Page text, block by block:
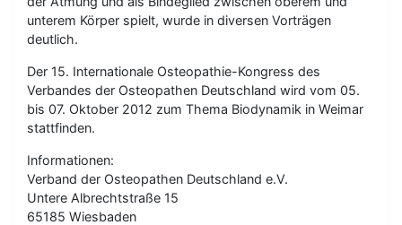
unterem Körper spielt, wurde in diversen Vorträgen
deutlich.
Der 15. Internationale Osteopathie-Kongress des
Verbandes der Osteopathen Deutschland wird vom 05.
bis 07. Oktober 2012 zum Thema Biodynamik in Weimar
stattfinden.
Informationen:
Verband der Osteopathen Deutschland e.V.
Untere Albrechtstraße 15
65185 Wiesbaden